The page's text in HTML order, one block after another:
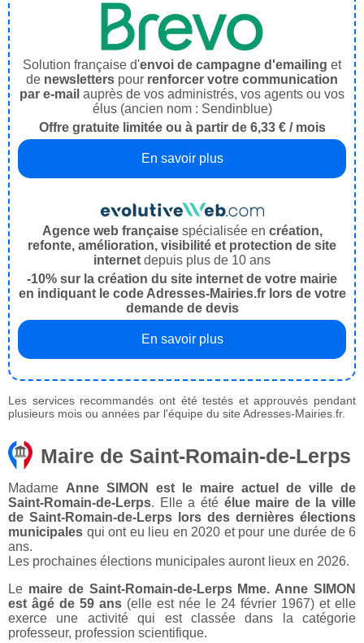
Solution française d'envoi de campagne d'emailing et
de newsletters pour renforcer votre communication
par e-mail auprès de vos administrés, vos agents ou vos
élus (ancien nom : Sendinblue)
Offre gratuite limitée ou à partir de 6,33 € / mois
En savoir plus
Agence web françaisespécialisée en création,
refonte, amélioration, visibilité et protection de site
internet depuis plus de 10 ans
-10% sur la création du site internet de votre mairie
en indiquant le code Adresses-Mairies.fr lors de votre
demande de devis
En savoir plus
Les services recommandés ont été testés et approuvés pendant
plusieurs mois ou années par l'équipe du site Adresses-Mairies.fr.
Maire de Saint-Romain-de-Lerps
Madame Anne SIMON est le maire actuel de ville de
Saint-Romain-de-Lerps. Elle a été élue maire de la ville
de Saint-Romain-de-Lerps lors des dernières élections
municipales qui ont eu lieu en 2020 et pour une durée de 6
ans.
Les prochaines élections municipales auront lieux en 2026.
Le maire de Saint-Romain-de-Lerps Mme. Anne SIMON
est âgé de 59 ans (elle est née le 24 février 1967) et elle
exerce une activité qui est classée dans la catégorie
professeur, profession scientifique.